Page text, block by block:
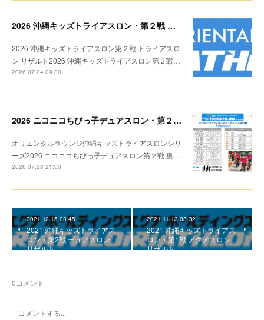
2026 沖縄キッズトライアスロン・第２戦 リザルト
2026 沖縄キッズトライアスロン第２戦 トライアスロ
ン リザルト2026 沖縄キッズトライアスロン第２戦…
2026.07.24 09:00
2026 ニコニコちびっ子デュアスロン・第２戦 リザルト
オリエンタルラウンジ沖縄キッズトライアスロンシリ
ーズ2026 ニコニコちびっ子デュアスロン第２戦 奥…
2026.07.23 21:00
2021.12.15 03:45
2021 沖縄キッズトライアス
ロン・第2戦 デュアスロン
リザルト
2021.11.13 03:32
2021 沖縄キッズトライアス
ロン・第1戦 アクアスロン
リザルト
0コメント